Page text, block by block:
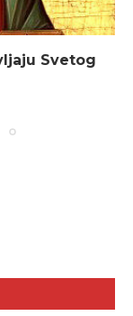
Svetog